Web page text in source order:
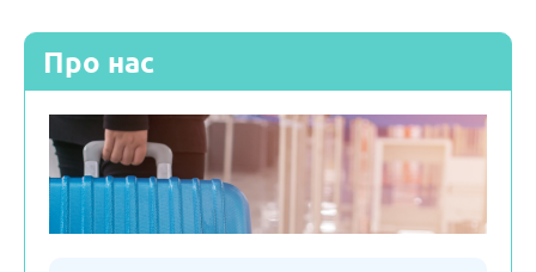
Про нас
Італія
Австрія
Бельгія